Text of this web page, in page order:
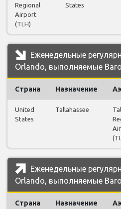
Regional
Airport
(TLH)
States
Еженедельные
Orlando, выполняемые
Страна Назначение
United
States
Tallahassee
Еженедельные
Orlando, выполняемые
Страна Назначение